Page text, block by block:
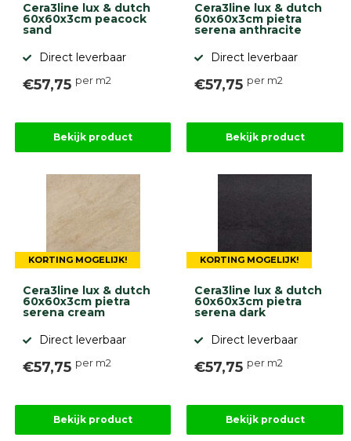
Cera3line lux & dutch
60x60x3cm peacock
sand
Direct leverbaar
€57,75 per m2
Bekijk product
Cera3line lux & dutch
60x60x3cm pietra
serena anthracite
Direct leverbaar
€57,75 per m2
Bekijk product
KORTING MOGELIJK!
Cera3line lux & dutch
60x60x3cm pietra
serena cream
Direct leverbaar
€57,75 per m2
Bekijk product
KORTING MOGELIJK!
Cera3line lux & dutch
60x60x3cm pietra
serena dark
Direct leverbaar
€57,75 per m2
Bekijk product